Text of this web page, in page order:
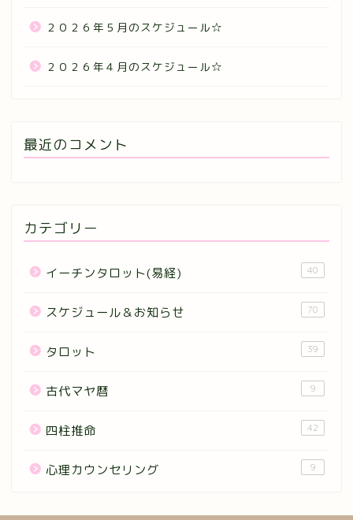
２０２６年５月のスケジュール☆
２０２６年４月のスケジュール☆
最近のコメント
カテゴリー
イーチンタロット(易経) 40
スケジュール＆お知らせ 70
タロット 39
古代マヤ暦 9
四柱推命 42
心理カウンセリング 9